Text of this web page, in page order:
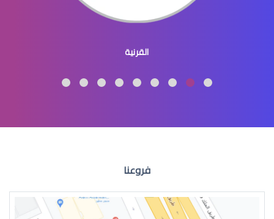
عيون الاطفال المنغوليين
القرنية
فروعنا